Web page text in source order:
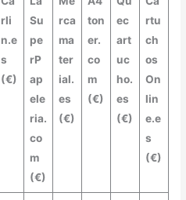
rli
n.e
s
(€)
Su
pe
rP
ap
ele
ria.
co
m
(€)
rca
ma
ter
ial.
es
(€)
ton
er.
co
m
(€)
ec
art
uc
ho.
es
(€)
rtu
ch
os
On
lin
e.e
s
(€)